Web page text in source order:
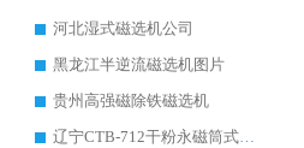
河北湿式磁选机公司
黑龙江半逆流磁选机图片
贵州高强磁除铁磁选机
辽宁CTB-712干粉永磁筒式磁选机